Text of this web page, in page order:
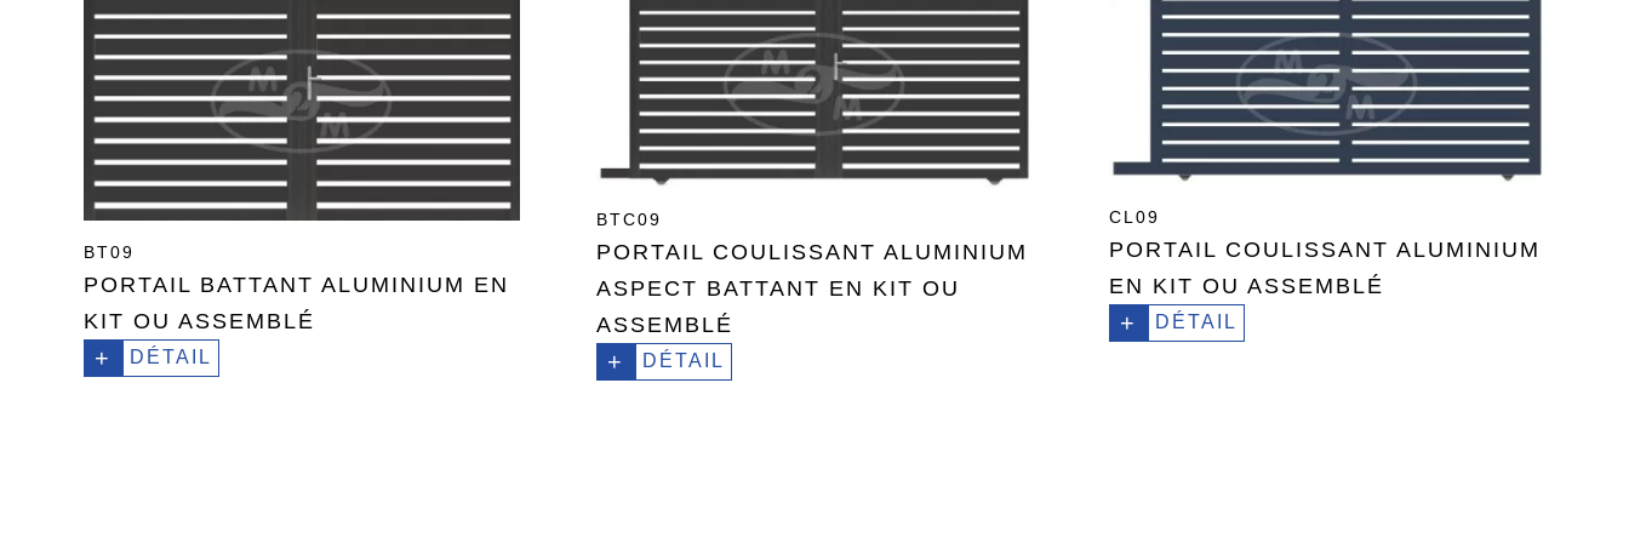
BT09
PORTAIL BATTANT ALUMINIUM EN
KIT OU ASSEMBLÉ
+ DÉTAIL
BTC09
PORTAIL COULISSANT ALUMINIUM
ASPECT BATTANT EN KIT OU
ASSEMBLÉ
+ DÉTAIL
CL09
PORTAIL COULISSANT ALUMINIUM
EN KIT OU ASSEMBLÉ
+ DÉTAIL